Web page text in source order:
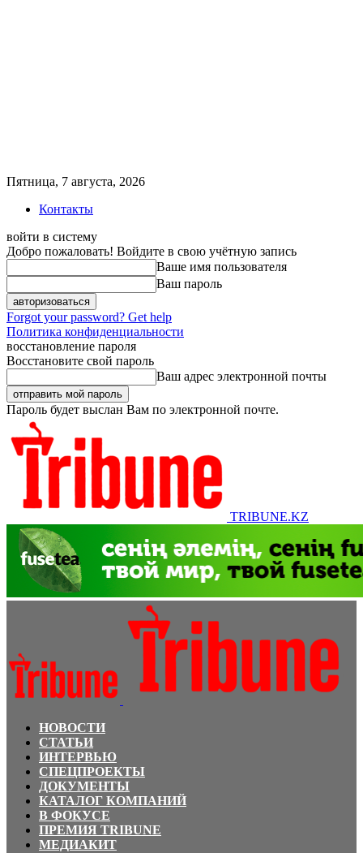
Пятница, 7 августа, 2026
Контакты
войти в систему
Добро пожаловать! Войдите в свою учётную запись
Ваше имя пользователя
Ваш пароль
Forgot your password? Get help
Политика конфиденциальности
восстановление пароля
Восстановите свой пароль
Ваш адрес электронной почты
Пароль будет выслан Вам по электронной почте.
TRIBUNE.KZ
НОВОСТИ
СТАТЬИ
ИНТЕРВЬЮ
СПЕЦПРОЕКТЫ
ДОКУМЕНТЫ
КАТАЛОГ КОМПАНИЙ
В ФОКУСЕ
ПРЕМИЯ TRIBUNE
МЕДИАКИТ